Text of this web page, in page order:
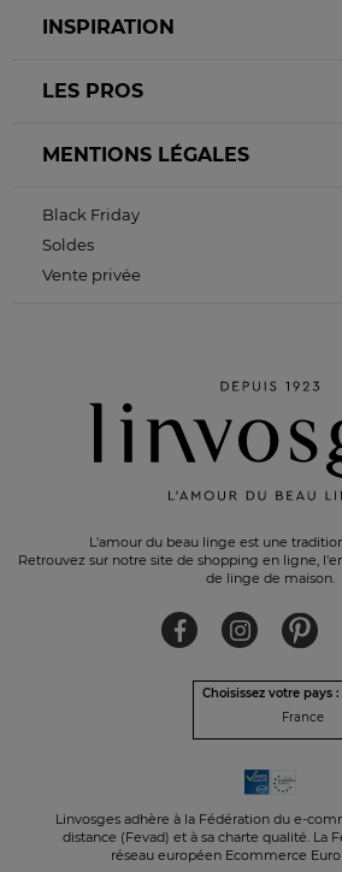
L'amour du beau linge est une
Retrouvez sur notre site de shopping en ligne,
de linge de maison.
Choisissez votre pays :
France
Linvosges adhère à la Fédération du e-
distance (Fevad) et à sa charte qualité. La
réseau européen Ecommerce
INSPIRATION
LES PROS
MENTIONS LÉGALES
Black Friday
Soldes
Vente privée